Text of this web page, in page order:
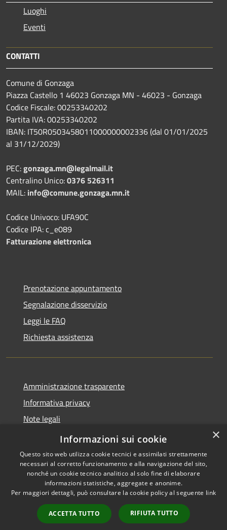
Luoghi
Eventi
CONTATTI
Comune di Gonzaga
Piazza Castello 1 46023 Gonzaga MN - 46023 - Gonzaga
Codice Fiscale: 00253340202
Partita IVA: 00253340202
IBAN: IT50R0503458011000000002336 (dal 01/01/2025
al 31/12/2029)
PEC:gonzaga.mn@legalmail.it
Centralino Unico:0376 526311
MAIL: info@comune.gonzaga.mn.it
Codice Univoco: UFA90C
Codice IPA: c_e089
Fatturazione elettronica
Prenotazione appuntamento
Segnalazione disservizio
Leggi le FAQ
Richiesta assistenza
Amministrazione trasparente
Informativa privacy
Note legali
Dichiarazione di accessibilità
Accessibilità
Copyright © 2026 • Città di
Gonzaga • Powered by
Municipium•
Accesso
redazione
×
Informazioni sui cookie
Questo sito web utilizza cookie tecnici e assimilati strettamente
necessari al corretto funzionamento e alla navigazione del sito,
nonché un cookie tecnico analitico al solo fine di elaborare
informazioni statistiche, aggregate e anonime.
Per maggiori dettagli, può consultare la cookie policy al seguente link
ACCETTA TUTTO RIFIUTA TUTTO